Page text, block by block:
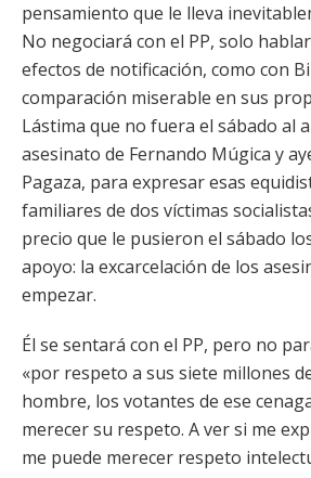
pensamiento que le lleva
No negociará con el PP, solo
efectos de notificación, como con
comparación miserable en sus
Lástima que no fuera el sábado al
asesinato de Fernando Múgica y
Pagaza, para expresar esas
familiares de dos víctimas
precio que le pusieron el sábado
apoyo: la excarcelación de los
empezar.
Él se sentará con el PP, pero no
«por respeto a sus siete millones
hombre, los votantes de ese
merecer su respeto. A ver si me
me puede merecer respeto